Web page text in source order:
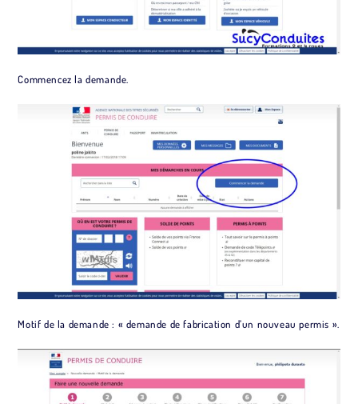
Commencez la demande.
Motif de la demande : « demande de fabrication d’un nouveau permis ».